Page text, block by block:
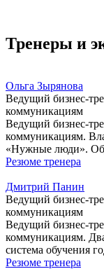
Тренеры и
Ольга Зырянова
Ведущий бизнес-
коммуникациям
Ведущий бизнес-
коммуникациям.
«Нужные люди».
Резюме тренера
Дмитрий Панин
Ведущий бизнес-
коммуникациям
Ведущий бизнес-
коммуникациям.
система обучения
Резюме тренера